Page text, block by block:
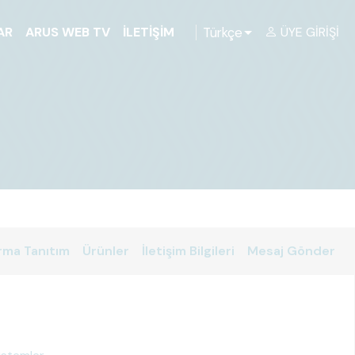
ARUS WEB TV İLETIŞIM Türkçe ÜYE GIRIŞI
Tanıtım Ürünler İletişim Bilgileri Mesaj Gönder